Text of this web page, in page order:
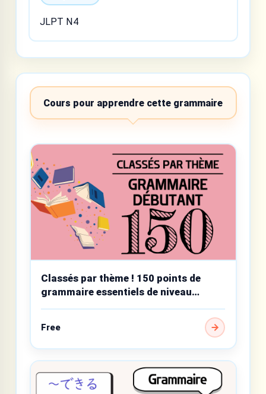
JLPT N4
Cours pour apprendre cette grammaire
Classés par thème ! 150 points de
grammaire essentiels de niveau
Free